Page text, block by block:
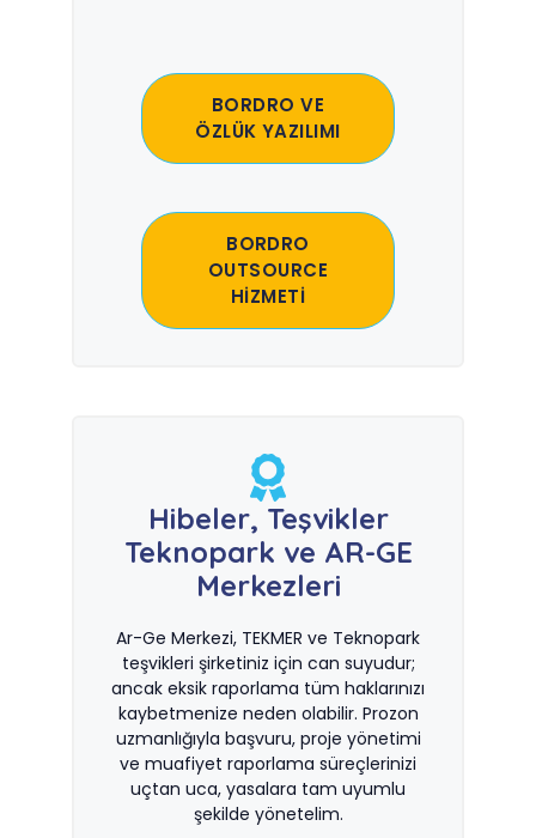
BORDRO VE
ÖZLÜK YAZILIMI
BORDRO
OUTSOURCE
HİZMETİ
Hibeler, Teşvikler
Teknopark ve AR-GE
Merkezleri
Ar-Ge Merkezi, TEKMER ve Teknopark
teşvikleri şirketiniz için can suyudur;
ancak eksik raporlama tüm haklarınızı
kaybetmenize neden olabilir. Prozon
uzmanlığıyla başvuru, proje yönetimi
ve muafiyet raporlama süreçlerinizi
uçtan uca, yasalara tam uyumlu
şekilde yönetelim.